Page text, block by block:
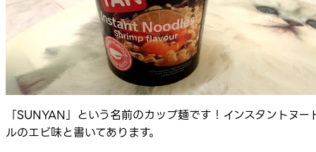
「SUNYAN」という名前のカップ麺です！インスタントヌー
ルのエビ味と書いてあります。